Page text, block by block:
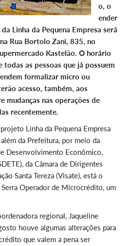
o, o
ender
Linha da Pequena Empresa será
Rua Bortolo Zani, 835, no
Kastelão. O horário
todas as pessoas que já possuem
formalizar micro ou
acesso, também, aos
mudanças nas operações de
recentemente.
Linha da Pequena Empresa
da Prefeitura, por meio da
Desenvolvimento Econômico,
da Câmara de Dirigentes
Santa Tereza (Visate), está o
Operador de Microcrédito, um
regional, Jaqueline
houve algumas alterações para
que valem a pena ser